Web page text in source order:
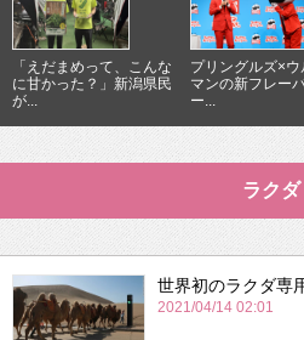
「えだまめって、こんな
に甘かった？」新潟県民
が...
プリングルズ×ウ
マンの新フレー
ー...
ラクダ
世界初のラクダ専
2021/04/14 02:01